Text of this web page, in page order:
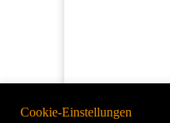
Cookie-Einstellungen